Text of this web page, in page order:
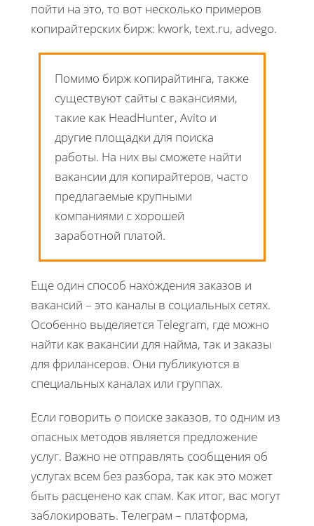
пойти на это, то вот несколько примеров
копирайтерских бирж: kwork, text.ru, advego.
Помимо бирж копирайтинга, также
существуют сайты с вакансиями,
такие как HeadHunter, Avito и
другие площадки для поиска
работы. На них вы сможете найти
вакансии для копирайтеров, часто
предлагаемые крупными
компаниями с хорошей
заработной платой.
Еще один способ нахождения заказов и
вакансий – это каналы в социальных сетях.
Особенно выделяется Telegram, где можно
найти как вакансии для найма, так и заказы
для фрилансеров. Они публикуются в
специальных каналах или группах.
Если говорить о поиске заказов, то одним из
опасных методов является предложение
услуг. Важно не отправлять сообщения об
услугах всем без разбора, так как это может
быть расценено как спам. Как итог, вас могут
заблокировать. Телеграм – платформа,